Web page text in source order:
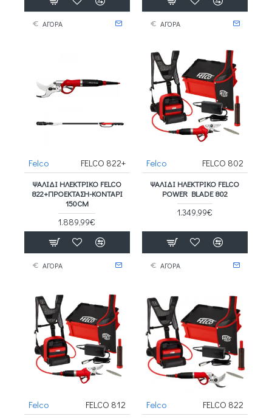
ΑΓΟΡΑ ΑΓΟΡΑ
Felco FELCO 822+
ΨΑΛΊΔΙ ΗΛΕΚΤΡΙΚΌ FELCO
822+ΠΡΟΈΚΤΑΣΗ-ΚΟΝΤΆΡΙ
150CM
1.889,99€
ΑΓΟΡΑ
Felco FELCO 802
ΨΑΛΊΔΙ ΗΛΕΚΤΡΙΚΌ FELCO
POWER BLADE 802
1.349,99€
ΑΓΟΡΑ
Felco FELCO 812 Felco FELCO 822